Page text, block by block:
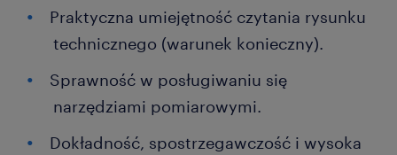
Praktyczna umiejętność czytania rysunku
technicznego (warunek konieczny).
Sprawność w posługiwaniu się
narzędziami pomiarowymi.
Dokładność, spostrzegawczość i wysoka